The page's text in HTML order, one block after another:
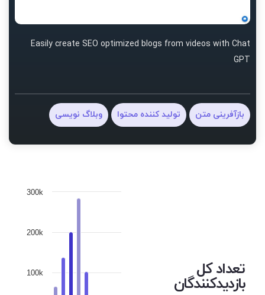
Easily create SEO optimized blogs from videos with Chat
GPT
بازآفرینی متن تولید کننده محتوا وبلاگ نویسی
تعداد کل
بازدیدکنندگان
100k
200k
300k